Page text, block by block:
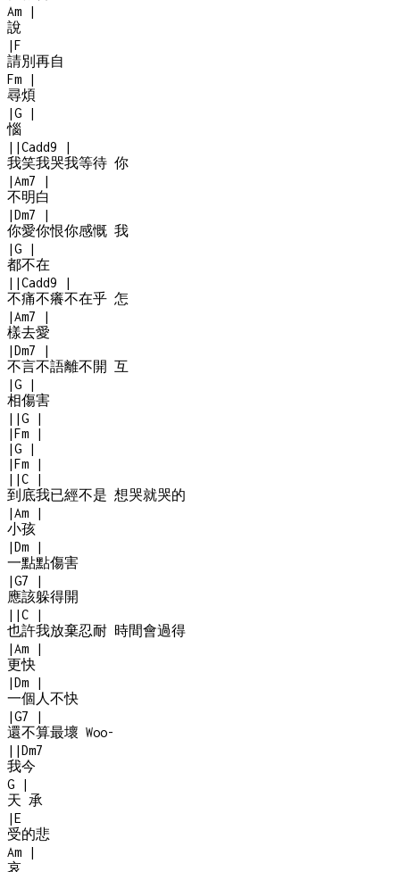
Am
|
說
|F
請別再自
Fm
|
尋煩
|G
|
惱
| |Cadd9
|
我笑我哭我等待 你
|Am7
|
不明白
|Dm7
|
你愛你恨你感慨 我
|G
|
都不在
| |Cadd9
|
不痛不癢不在乎 怎
|Am7
|
樣去愛
|Dm7
|
不言不語離不開 互
|G
|
相傷害
| |G
|
|Fm
|
|G
|
|Fm
|
| |C
|
到底我已經不是 想哭就哭的
|Am
|
小孩
|Dm
|
一點點傷害
|G7
|
應該躲得開
| |C
|
也許我放棄忍耐 時間會過得
|Am
|
更快
|Dm
|
一個人不快
|G7
|
還不算最壞 Woo-
| |Dm7
我今
G
|
天 承
|E
受的悲
Am
|
哀